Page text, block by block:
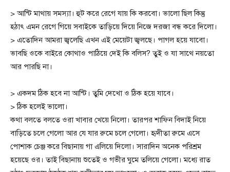
> আন্টি মাথায় সমস্যা। হুট করে রেগে যায় কি করবো। ভালো ছিল কিন্তু
হঠাৎ এমন রেগে গিয়ে সবাইকে তাড়িয়ে দিয়ে নিজে দরজা বন্ধ করে দিলো।
> এতোদিন আমরা জ্বলেছি এখন এই মেয়েটা জ্বলছে। পাগল হয়ে যাবো।
ভাবছি ওকে বাইরে কোথাও পাঠিয়ে দেই কি বলিস? তুই ও যা সাথে নয়তো
আর পারছি না।
> একদম ঠিক হবে না আন্টি। তুমি দেখো ও ঠিক হয়ে যাবে।
> ঠিক হলেই ভালো।
কথা বলতে বলতে ওরা খাবার খেয়ে নিলো। তারপর শাফিন বিদাই নিয়ে
বাড়িতে চলে গেলো আর যে যার রুমে চলে গেলো। হৃদীতা রুমে এসে
পোশাক চেঞ্জ করে বিছানায় গা এলিয়ে দিলো। সারাদিন অনেক পরিশ্রম
হয়েছে ওর। তাই বিছানায় শুতেই ও গভীর ঘুমে তলিয়ে গেলো। মধ্যে রাত